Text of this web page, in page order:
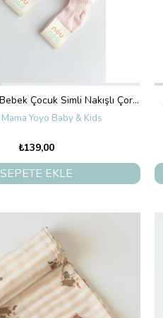
3'lü Pembe Kız Bebek Çocuk Simli Nakışlı Çorap
Mama Yoyo Baby & Kids
₺139,00
SEPETE EKLE